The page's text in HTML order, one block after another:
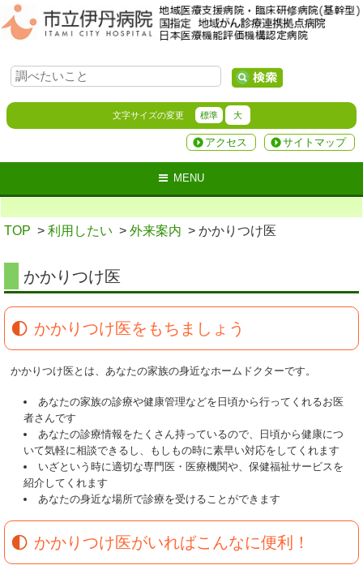
文字サイズの変更 標準 大
サイトマップ
アクセス
MENU
TOP > 利用したい > 外来案内 > かかりつけ医
かかりつけ医
かかりつけ医をもちましょう
かかりつけ医とは、あなたの家族の身近なホームドクターです。
あなたの家族の診療や健康管理などを日頃から行ってくれるお医
者さんです
あなたの診療情報をたくさん持っているので、日頃から健康につ
いて気軽に相談できるし、もしもの時に素早い対応をしてくれます
いざという時に適切な専門医・医療機関や、保健福祉サービスを
紹介してくれます
あなたの身近な場所で診療を受けることができます
かかりつけ医がいればこんなに便利！